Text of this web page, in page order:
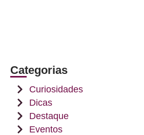
Categorias
Curiosidades
Dicas
Destaque
Eventos